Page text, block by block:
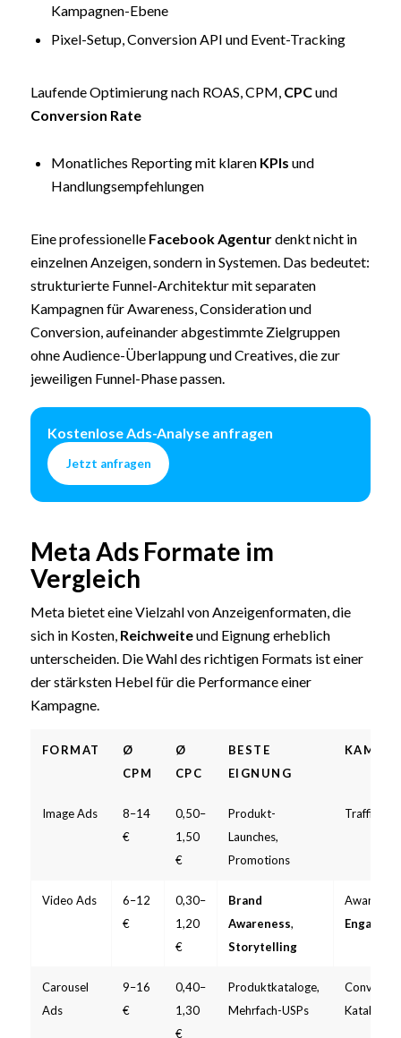
Kampagnen-Ebene
Pixel-Setup, Conversion API und Event-Tracking
Laufende Optimierung nach ROAS, CPM, CPCund
Conversion Rate
Monatliches Reporting mit klaren KPIs und
Handlungsempfehlungen
Eine professionelle Facebook Agenturdenkt nicht in
einzelnen Anzeigen, sondern in Systemen. Das bedeutet:
strukturierte Funnel-Architektur mit separaten
Kampagnen für Awareness, Consideration und
Conversion, aufeinander abgestimmte Zielgruppen
ohne Audience-Überlappung und Creatives, die zur
jeweiligen Funnel-Phase passen.
Kostenlose Ads-Analyse anfragen
Jetzt anfragen
Meta Ads Formate im
Vergleich
Meta bietet eine Vielzahl von Anzeigenformaten, die
sich in Kosten, Reichweiteund Eignung erheblich
unterscheiden. Die Wahl des richtigen Formats ist einer
der stärksten Hebel für die Performance einer
Kampagne.
FORMAT
Ø
CPM
Ø
CPC
BESTE
EIGNUNG
Image Ads
8–14
€
0,50–
1,50
€
Produkt-
Launches,
Promotions
Traffic,
Video Ads
6–12
€
0,30–
1,20
€
Brand
Awareness,
Storytelling
Carousel
Ads
9–16
€
0,40–
1,30
€
Produktkataloge,
Mehrfach-USPs